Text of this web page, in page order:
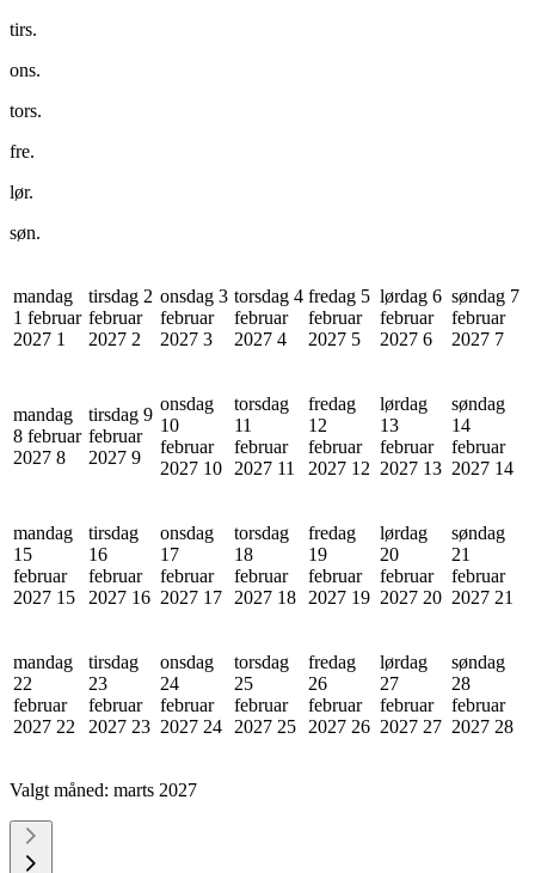
tirs.
ons.
tors.
fre.
lør.
søn.
mandag
1 februar
2027 1
tirsdag 2
februar
2027 2
onsdag 3
februar
2027 3
torsdag 4
februar
2027 4
fredag 5
februar
2027 5
lørdag 6
februar
2027 6
søndag 7
februar
2027 7
mandag
8 februar
2027 8
tirsdag 9
februar
2027 9
onsdag
10
februar
2027 10
torsdag
11
februar
2027 11
fredag
12
februar
2027 12
lørdag
13
februar
2027 13
søndag
14
februar
2027 14
mandag
15
februar
2027 15
tirsdag
16
februar
2027 16
onsdag
17
februar
2027 17
torsdag
18
februar
2027 18
fredag
19
februar
2027 19
lørdag
20
februar
2027 20
søndag
21
februar
2027 21
mandag
22
februar
2027 22
tirsdag
23
februar
2027 23
onsdag
24
februar
2027 24
torsdag
25
februar
2027 25
fredag
26
februar
2027 26
lørdag
27
februar
2027 27
søndag
28
februar
2027 28
Valgt måned: marts 2027